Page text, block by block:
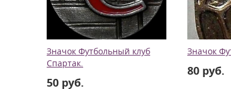
Значок Футбольный клуб
Спартак.
50 руб.
Значок
80 руб.